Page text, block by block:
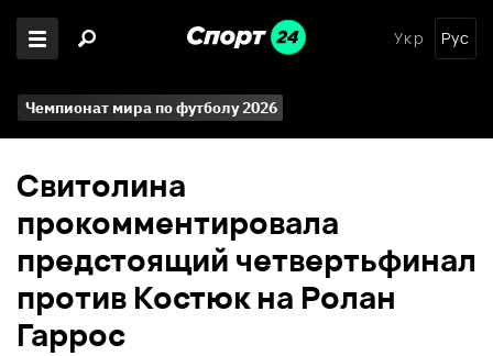
Укр Рус
Чемпионат мира по футболу 2026
Свитолина
прокомментировала
предстоящий четвертьфинал
против Костюк на Ролан
Гаррос